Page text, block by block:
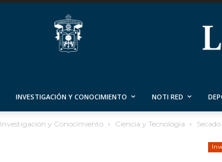
INVESTIGACIÓN Y CONOCIMIENTO NOTI RED
Investigación y Conocimiento Ciencia y Tecnología